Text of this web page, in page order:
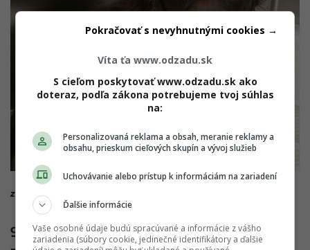
zdroj: © tayloreep / imgur
9. Tu je tvár šťastného psa v smutných
Víta ťa www.odzadu.sk
S cieľom poskytovať www.odzadu.sk ako
doteraz, podľa zákona potrebujeme tvoj súhlas
na:
Personalizovaná reklama a obsah, meranie reklamy a
obsahu, prieskum cieľových skupín a vývoj služieb
Uchovávanie alebo prístup k informáciám na zariadení
Ďalšie informácie
Vaše osobné údaje budú spracúvané a informácie z vášho
zariadenia (súbory cookie, jedinečné identifikátory a ďalšie
Pokračovať s nevyhnutnými cookies →